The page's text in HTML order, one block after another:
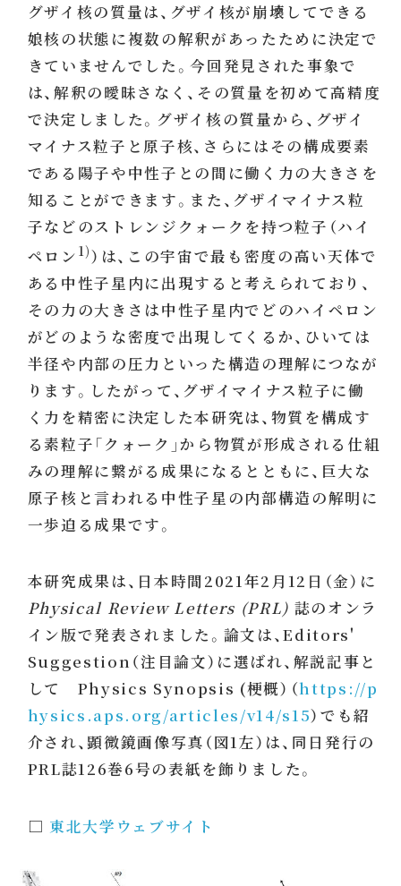
グザイ核の質量は、グザイ核が崩壊してできる
娘核の状態に複数の解釈があったために決定で
きていませんでした。今回発見された事象で
は、解釈の曖昧さなく、その質量を初めて高精度
で決定しました。グザイ核の質量から、グザイ
マイナス粒子と原子核、さらにはその構成要素
である陽子や中性子との間に働く力の大きさを
知ることができます。また、グザイマイナス粒
子などのストレンジクォークを持つ粒子（ハイ
ペロン 1)）は、この宇宙で最も密度の高い天体で
ある中性子星内に出現すると考えられており、
その力の大きさは中性子星内でどのハイペロン
がどのような密度で出現してくるか、ひいては
半径や内部の圧力といった構造の理解につなが
ります。したがって、グザイマイナス粒子に働
く力を精密に決定した本研究は、物質を構成す
る素粒子「クォーク」から物質が形成される仕組
みの理解に繋がる成果になるとともに、巨大な
原子核と言われる中性子星の内部構造の解明に
一歩迫る成果です。
本研究成果は、日本時間2021年2月12日（金）に
Physical Review Letters (PRL) 誌のオンラ
イン版で発表されました。論文は、Editors'
Suggestion（注目論文）に選ばれ、解説記事と
して Physics Synopsis (梗概）（https://p
hysics.aps.org/articles/v14/s15）でも紹
介され、顕微鏡画像写真（図1左）は、同日発行の
PRL誌126巻6号の表紙を飾りました。
□ 東北大学ウェブサイト